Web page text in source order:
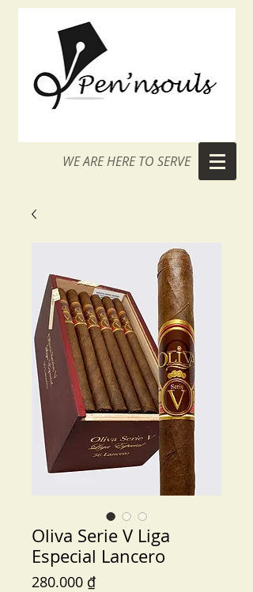
WE ARE HERE TO SERVE
Oliva Serie V Liga
Especial Lancero
280.000 ₫Price